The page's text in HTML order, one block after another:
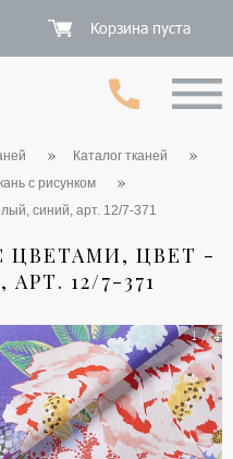
Корзина пуста
Каталог тканей
с рисунком
синий, арт. 12/7-371
ЦВЕТАМИ, ЦВЕТ -
12/7-371
1 / 4